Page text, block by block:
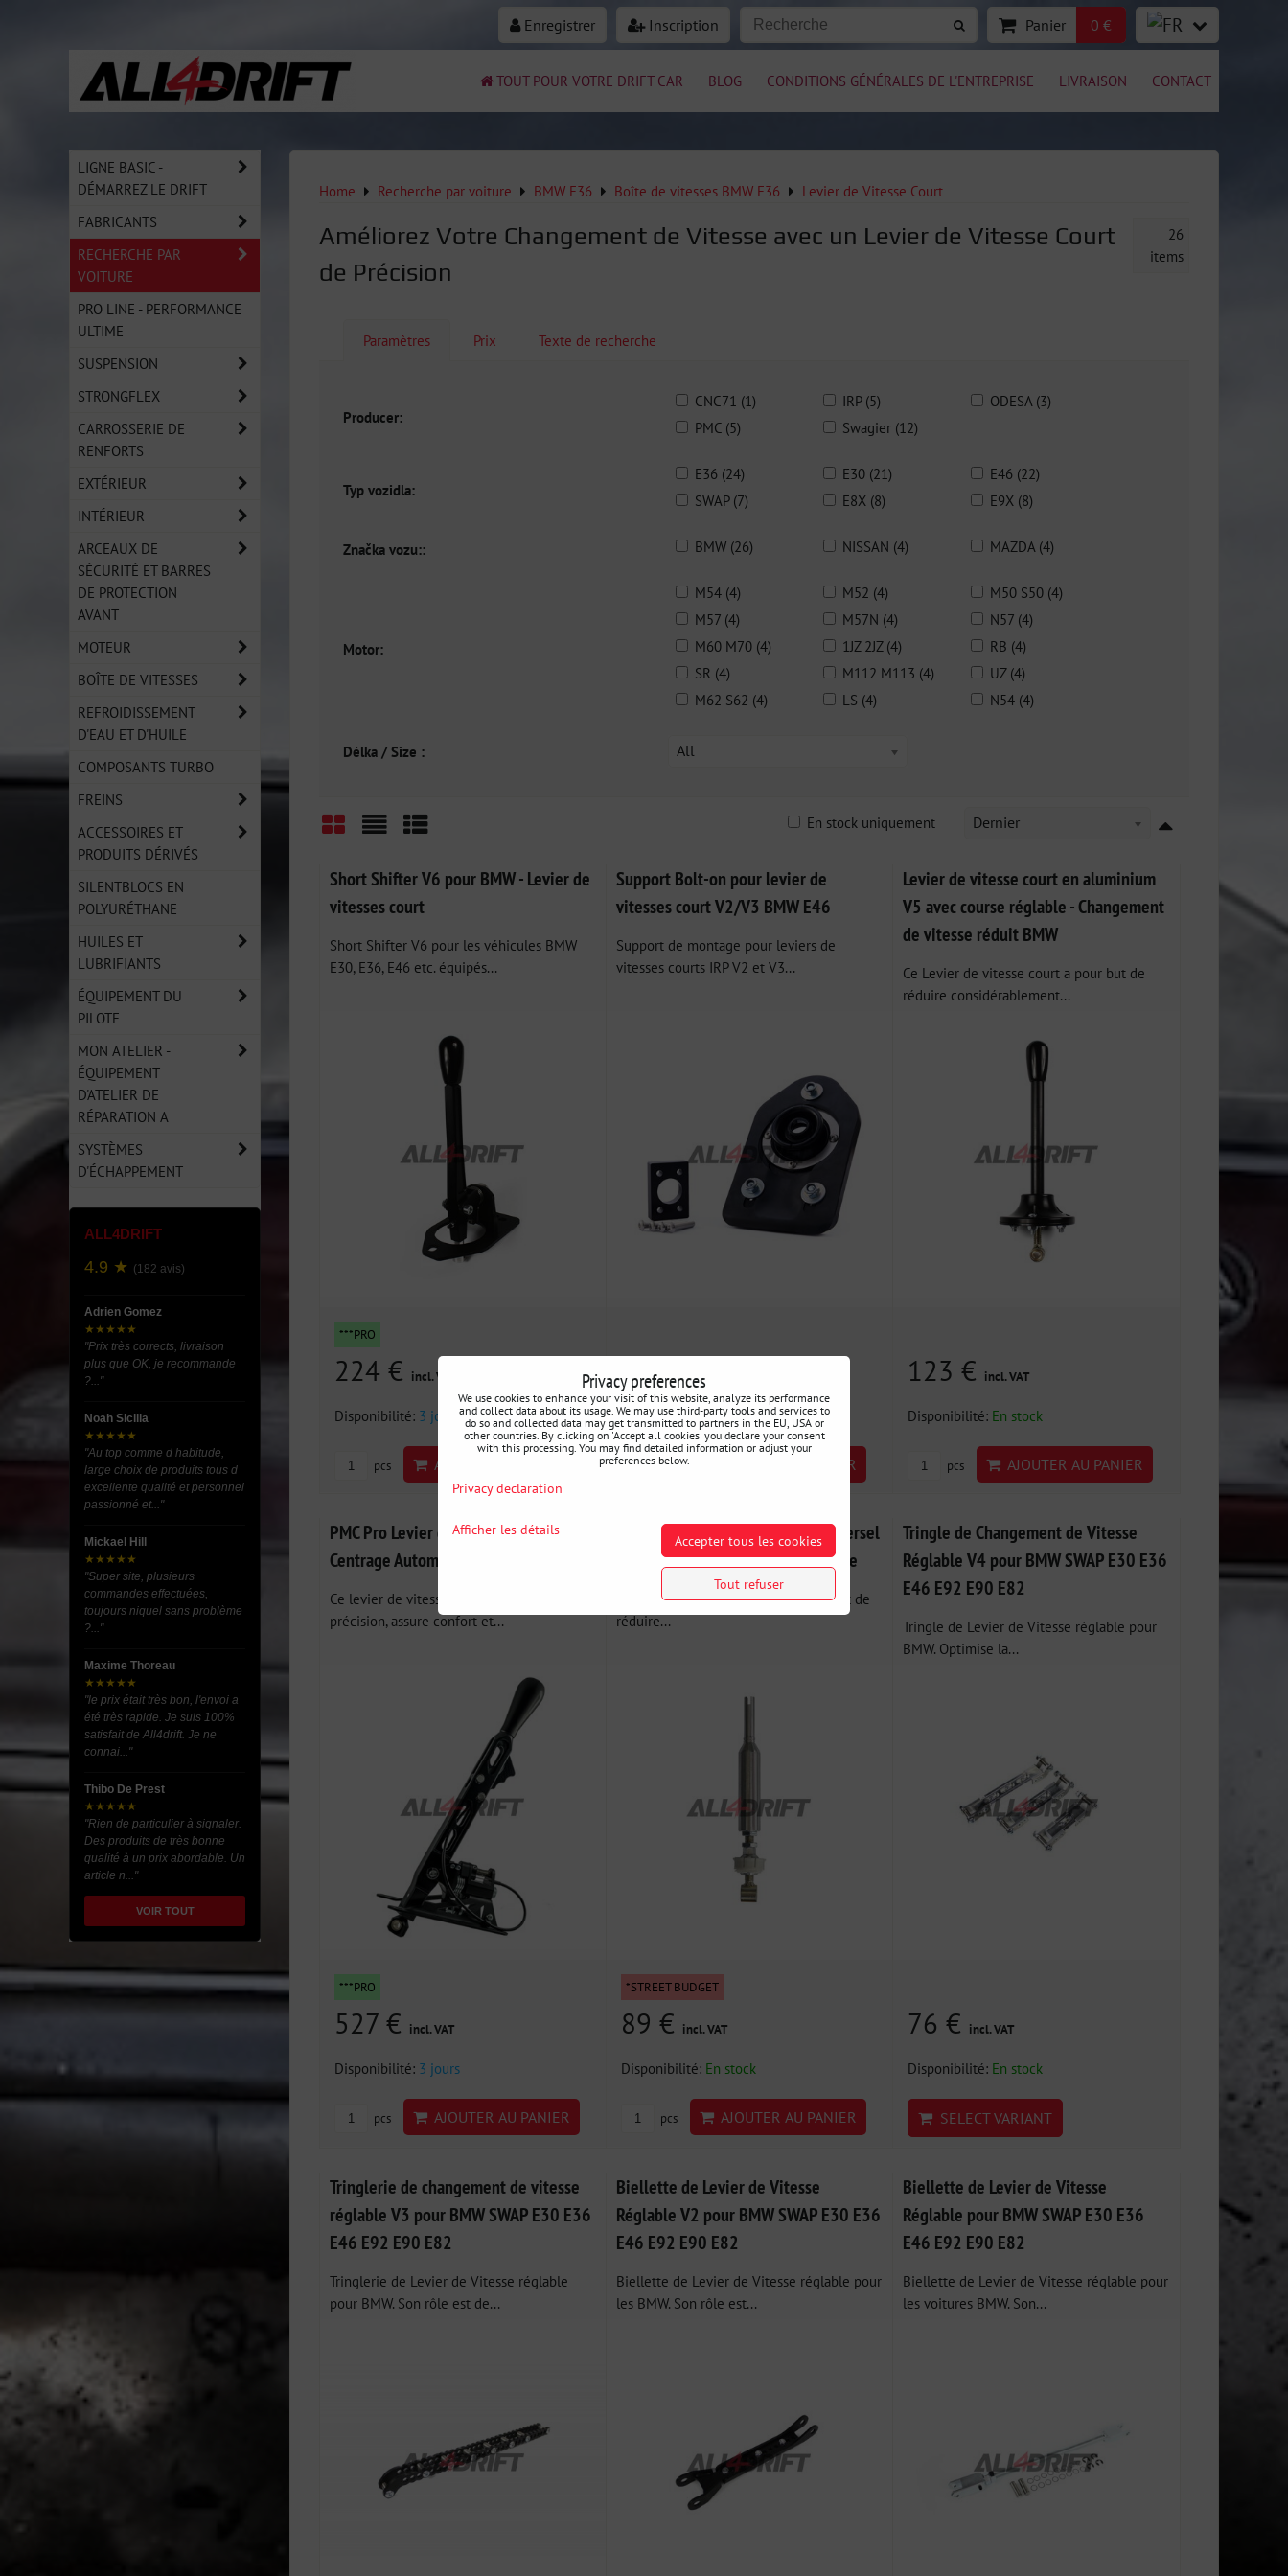
Enregistrer Inscription Panier 0 €
TOUT POUR VOTRE DRIFT CAR BLOG CONDITIONS GÉNÉRALES DE L'ENTREPRISE LIVRAISON CONTACT
Home Recherche par voiture BMW E36 Boîte de vitesses BMW E36 Levier de Vitesse Court
Améliorez Votre Changement de Vitesse avec un Levier de Vitesse Court
de Précision
26
items
Paramètres Prix Texte de recherche
Producer:
CNC71 (1) IRP (5)
ODESA (3)
PMC (5)
Swagier (12)
Typ vozidla:
E36 (24) E30 (21)
E46 (22)
SWAP (7)
E8X (8) E9X (8)
Značka vozu:: BMW (26) NISSAN (4) MAZDA (4)
Motor:
M54 (4) M52 (4)
M50 S50 (4)
M57 (4)
M57N (4)
N57 (4)
M60 M70 (4)
1JZ 2JZ (4)
RB (4)
SR (4)
M112 M113 (4)
UZ (4)
M62 S62 (4)
LS (4) N54 (4)
Délka / Size : All
Dernier
En stock uniquement
Short Shifter V6 pour BMW - Levier de
vitesses court
Short Shifter V6 pour les véhicules BMW
E30, E36, E46 etc. équipés...
***PRO
224 € incl. VAT
Disponibilité: 3 jours
pcs AJOUTER AU PANIER
Support Bolt-on pour levier de
vitesses court V2/V3 BMW E46
Support de montage pour leviers de
vitesses courts IRP V2 et V3...
132 €incl. VAT
Disponibilité:1 semaine
pcs AJOUTER AU PANIER
Levier de vitesse court en aluminium
V5 avec course réglable - Changement
de vitesse réduit BMW
Ce Levier de vitesse court a pour but de
réduire considérablement...
123 € incl. VAT
Disponibilité: En stock
pcs AJOUTER AU PANIER
PMC Pro Levier de Vitesse Court à
Centrage Automatique pour BMW
Ce levier de vitesse court, conçu avec
précision, assure confort et...
***PRO
527 € incl. VAT
Disponibilité: 3 jours
pcs AJOUTER AU PANIER
Levier de vitesse court BMW Universel
pour support et pommeau d'origine
Levier de vitesse court dont le rôle est de
réduire...
*STREET BUDGET
89 € incl. VAT
Disponibilité: En stock
pcs AJOUTER AU PANIER
Tringle de Changement de Vitesse
Réglable V4 pour BMW SWAP E30 E36
E46 E92 E90 E82
Tringle de Levier de Vitesse réglable pour
BMW. Optimise la...
76 € incl. VAT
Disponibilité: En stock
SELECT VARIANT
Tringlerie de changement de vitesse
réglable V3 pour BMW SWAP E30 E36
E46 E92 E90 E82
Tringlerie de Levier de Vitesse réglable
pour BMW. Son rôle est de...
Biellette de Levier de Vitesse
Réglable V2 pour BMW SWAP E30 E36
E46 E92 E90 E82
Biellette de Levier de Vitesse réglable pour
les BMW. Son rôle est...
Biellette de Levier de Vitesse
Réglable pour BMW SWAP E30 E36
E46 E92 E90 E82
Biellette de Levier de Vitesse réglable pour
les voitures BMW. Son...
LIGNE BASIC -
DÉMARREZ LE DRIFT
FABRICANTS
RECHERCHE PAR
VOITURE
PRO LINE - PERFORMANCE
ULTIME
SUSPENSION
STRONGFLEX
CARROSSERIE DE
RENFORTS
EXTÉRIEUR
INTÉRIEUR
ARCEAUX DE
SÉCURITÉ ET BARRES
DE PROTECTION
AVANT
MOTEUR
BOÎTE DE VITESSES
REFROIDISSEMENT
D'EAU ET D'HUILE
COMPOSANTS TURBO
FREINS
ACCESSOIRES ET
PRODUITS DÉRIVÉS
SILENTBLOCS EN
POLYURÉTHANE
HUILES ET
LUBRIFIANTS
ÉQUIPEMENT DU
PILOTE
MON ATELIER -
ÉQUIPEMENT
D'ATELIER DE
RÉPARATION A
SYSTÈMES
D'ÉCHAPPEMENT
ALL4DRIFT
4.9 ★ (182 avis)
Adrien Gomez
★★★★★
"Prix très corrects, livraison
plus que OK, je recommande
?..."
Noah Sicilia
★★★★★
"Au top comme d habitude,
large choix de produits tous d
excellente qualité et personnel
passionné et..."
Mickael Hill
★★★★★
"Super site, plusieurs
commandes effectuées,
toujours niquel sans problème
?..."
Maxime Thoreau
★★★★★
"le prix était très bon, l'envoi a
été très rapide. Je suis 100%
satisfait de All4drift. Je ne
connai..."
Thibo De Prest
★★★★★
"Rien de particulier à signaler.
Des produits de très bonne
qualité à un prix abordable. Un
article n..."
VOIR TOUT
Privacy preferences
We use cookies to enhance your visit of this website, analyze its performance
and collect data about its usage. We may use third-party tools and services to
do so and collected data may get transmitted to partners in the EU, USA or
other countries. By clicking on 'Accept all cookies' you declare your consent
with this processing. You may find detailed information or adjust your
preferences below.
Privacy declaration
Afficher les détails
Accepter tous les cookies
Tout refuser